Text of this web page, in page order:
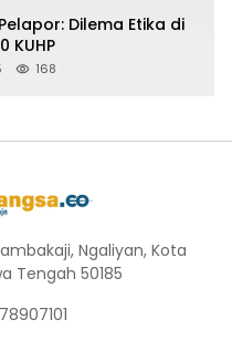
Dilema Etika di
KUHP
168
Ngaliyan, Kota
Tengah 50185